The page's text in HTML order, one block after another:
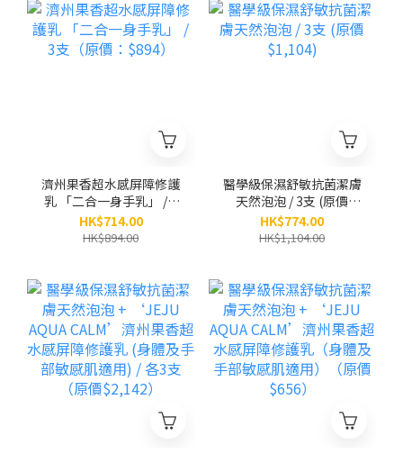
濟州果香超水感屏障修護
乳 「二合一身手乳」 / 3
支（原價：$894）
HK$714.00
HK$894.00
醫學級保濕舒敏抗菌潔膚
天然泡泡 / 3支 (原價
$1,104)
HK$774.00
HK$1,104.00